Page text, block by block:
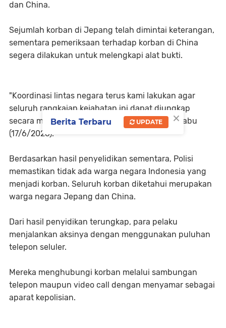
dan China.
Sejumlah korban di Jepang telah dimintai keterangan,
sementara pemeriksaan terhadap korban di China
segera dilakukan untuk melengkapi alat bukti.
"Koordinasi lintas negara terus kami lakukan agar
seluruh rangkaian kejahatan ini dapat diungkap
secara menyeluruh," ujar Kombes Pol Luthfi, Rabu
(17/6/2026).
Berdasarkan hasil penyelidikan sementara, Polisi
memastikan tidak ada warga negara Indonesia yang
menjadi korban. Seluruh korban diketahui merupakan
warga negara Jepang dan China.
Dari hasil penyidikan terungkap, para pelaku
menjalankan aksinya dengan menggunakan puluhan
telepon seluler.
Mereka menghubungi korban melalui sambungan
telepon maupun video call dengan menyamar sebagai
aparat kepolisian.
×
Berita Terbaru UPDATE